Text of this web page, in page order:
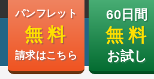
パンフレット
無 料
請求はこちら
60日間
無 料
お試し